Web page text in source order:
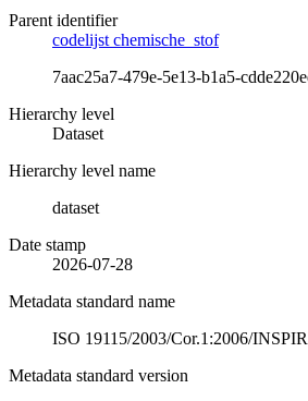
Parent identifier
codelijst chemische_stof
7aac25a7-479e-5e13-b1a5-
Hierarchy level
Dataset
Hierarchy level name
dataset
Date stamp
2026-07-28
Metadata standard name
ISO 19115/2003/Cor.1:2006/
Metadata standard version